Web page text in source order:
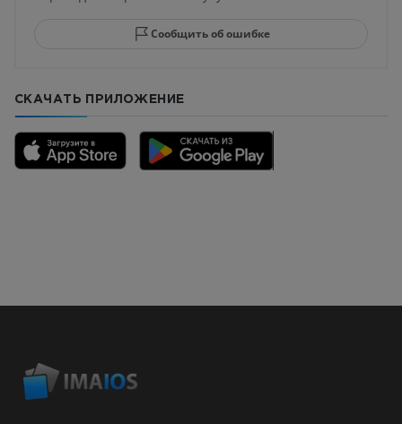
Сообщить об ошибке
СКАЧАТЬ ПРИЛОЖЕНИЕ